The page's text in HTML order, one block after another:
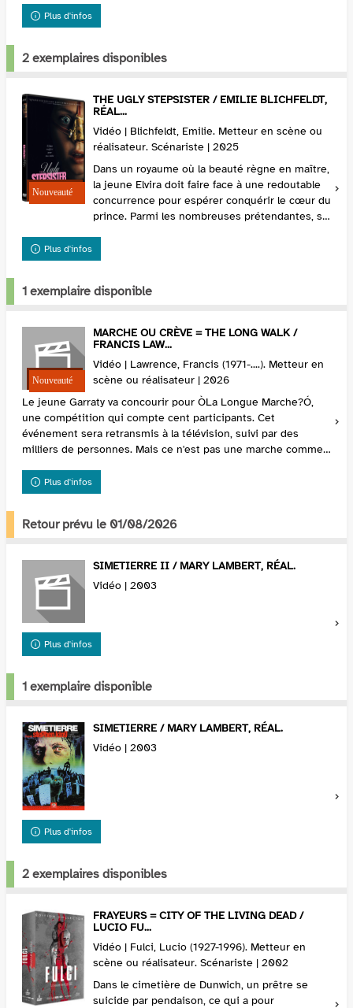
Plus d'infos
2 exemplaires disponibles
THE UGLY STEPSISTER / EMILIE BLICHFELDT,
RÉAL...
Vidéo | Blichfeldt, Emilie. Metteur en scène ou
réalisateur. Scénariste | 2025
Dans un royaume où la beauté règne en maître,
la jeune Elvira doit faire face à une redoutable
concurrence pour espérer conquérir le cœur du
prince. Parmi les nombreuses prétendantes, se
Plus d'infos
1 exemplaire disponible
MARCHE OU CRÈVE = THE LONG WALK /
FRANCIS LAW...
Vidéo | Lawrence, Francis (1971-....). Metteur en
scène ou réalisateur | 2026
Le jeune Garraty va concourir pour ÒLa Longue Marche?Ó,
une compétition qui compte cent participants. Cet
événement sera retransmis à la télévision, suivi par des
milliers de personnes. Mais ce n'est pas une marche comme
Plus d'infos
Retour prévu le 01/08/2026
SIMETIERRE II / MARY LAMBERT, RÉAL.
Vidéo | 2003
Plus d'infos
1 exemplaire disponible
SIMETIERRE / MARY LAMBERT, RÉAL.
Vidéo | 2003
Plus d'infos
2 exemplaires disponibles
FRAYEURS = CITY OF THE LIVING DEAD /
LUCIO FU...
Vidéo | Fulci, Lucio (1927-1996). Metteur en
scène ou réalisateur. Scénariste | 2002
Dans le cimetière de Dunwich, un prêtre se
suicide par pendaison, ce qui a pour